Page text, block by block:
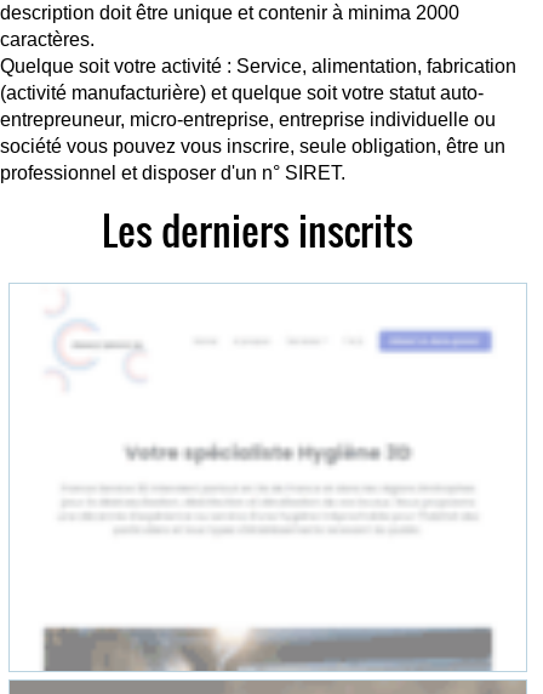
description doit être unique et contenir à minima 2000
caractères.
Quelque soit votre activité : Service, alimentation, fabrication
(activité manufacturière) et quelque soit votre statut auto-
entrepreuneur, micro-entreprise, entreprise individuelle ou
société vous pouvez vous inscrire, seule obligation, être un
professionnel et disposer d'un n° SIRET.
Les derniers inscrits